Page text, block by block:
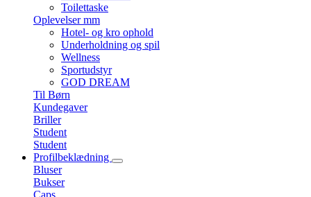
Toilettaske
Oplevelser mm
Hotel- og kro ophold
Underholdning og spil
Wellness
Sportudstyr
GOD DREAM
Til Børn
Kundegaver
Briller
Student
Student
Profilbeklædning
Bluser
Bukser
Caps